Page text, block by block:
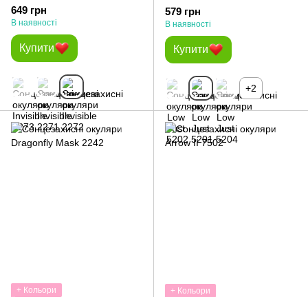
649 грн
В наявності
Купити
579 грн
В наявності
Купити
+2
+ Кольори
+ Кольори